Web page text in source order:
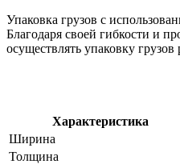
Упаковка грузов с
Благодаря своей гибкости и
осуществлять упаковку
Характеристика
Ширина
Толщина